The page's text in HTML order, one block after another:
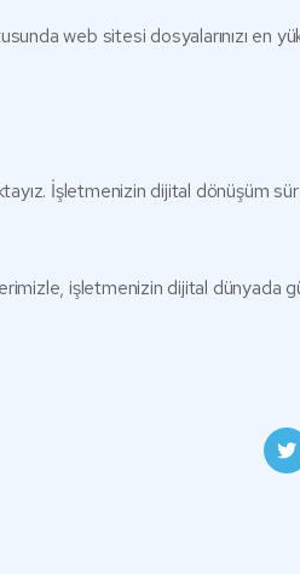
web sitesi dosyalarınızı en
İşletmenizin dijital dönüşüm
işletmenizin dijital dünyada